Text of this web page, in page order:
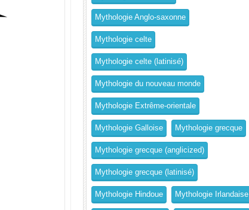
Mythologie Anglo-saxonne
Mythologie celte
Mythologie celte (latinisé)
Mythologie du nouveau monde
Mythologie Extrême-orientale
Mythologie Galloise Mythologie grecque
Mythologie grecque (anglicized)
Mythologie grecque (latinisé)
Mythologie Hindoue Mythologie Irlandaise